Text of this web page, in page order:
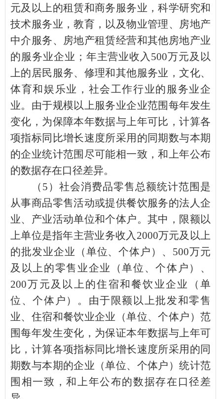
元及以上的租赁和商务服务业，科学研究和
技术服务业，教育，以及物业管理、房地产
中介服务、房地产租赁经营和其他房地产业
的服务业企业；年主营业收入 500万元及以
上的居民服务、修理和其他服务业，文化、
体育和娱乐业，社会工作行业的服务业企
业。由于规模以上服务业企业范围每年发生
变化，为保障本年数据与上年可比，计算各
项指标同比增长速度所采用的同期数与本期
的企业统计范围尽可能相一致，和上年公布
的数据存在口径差异。
（ 5 ）社会消费品零售总额统计范围是
从事商品零售活动或提供餐饮服务的法人企
业、产业活动单位和个体户。其中，限额以
上单位是指年主营业务收入 2000万元及以上
的批发业企业（单位、个体户）、 500万元
及以上的零售业企业（单位、个体户）、
200万元及以上的住宿和餐饮业企业（单
位、个体户）。由于限额以上批发和零售
业、住宿和餐饮业企业（单位、个体户）范
围每年发生变化，为保证本年数据与上年可
比，计算各项指标同比增长速度所采用的同
期数与本期的企业（单位、个体户）统计范
围相一致，和上年公布的数据存在口径差